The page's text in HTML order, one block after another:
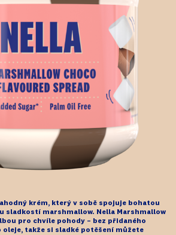
krém, který v sobě spojuje bohatou
sladkostí marshmallow. Nella Marshmallow
pro chvíle pohody – bez přidaného
oleje, takže si sladké potěšení můžete